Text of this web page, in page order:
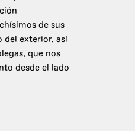
de sus
del exterior, así
que nos
desde el lado